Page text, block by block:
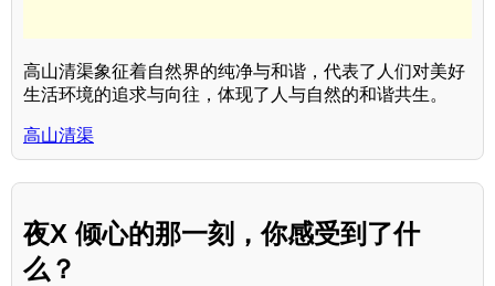
高山清渠象征着自然界的纯净与和谐，代表了人们对美好
生活环境的追求与向往，体现了人与自然的和谐共生。
高山清渠
夜X 倾心的那一刻，你感受到了什
么？